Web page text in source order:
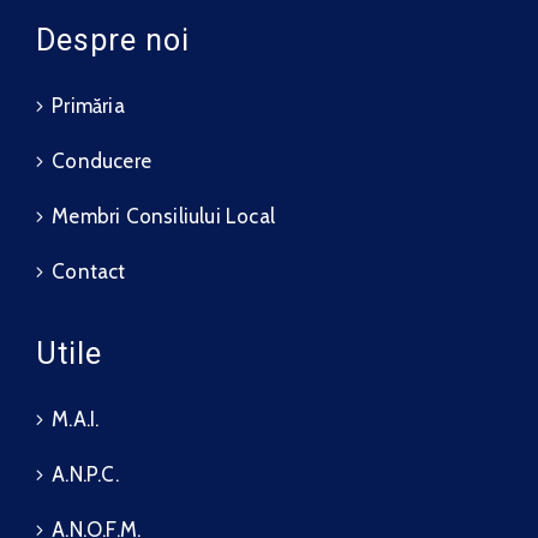
Despre noi
Primăria
Conducere
Membri Consiliului Local
Contact
Utile
M.A.I.
A.N.P.C.
A.N.O.F.M.